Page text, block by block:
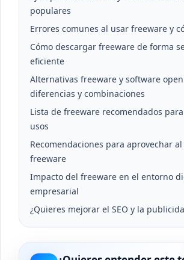
populares
Errores comunes al usar freeware y
Cómo descargar freeware de forma
eficiente
Alternativas freeware y software
diferencias y combinaciones
Lista de freeware recomendados
usos
Recomendaciones para aprovechar
freeware
Impacto del freeware en el entorno
empresarial
¿Quieres mejorar el SEO y la